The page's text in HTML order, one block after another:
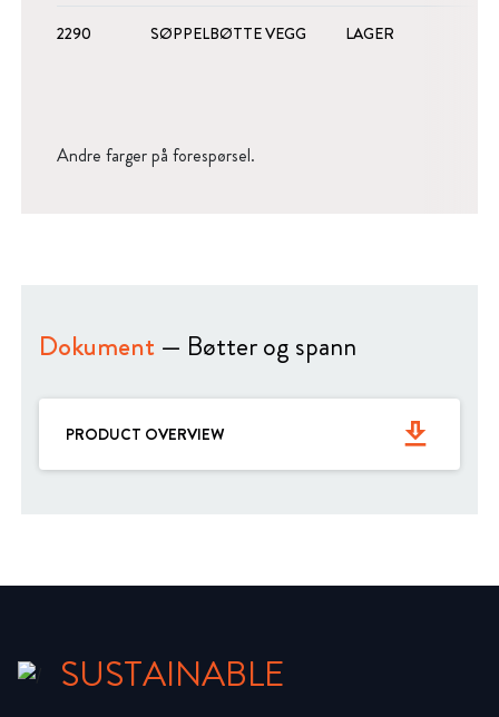
2290 SØPPELBØTTE VEGG LAGER
Andre farger på forespørsel.
Dokument— Bøtter og spann
PRODUCT OVERVIEW get_app
SUSTAINABLE